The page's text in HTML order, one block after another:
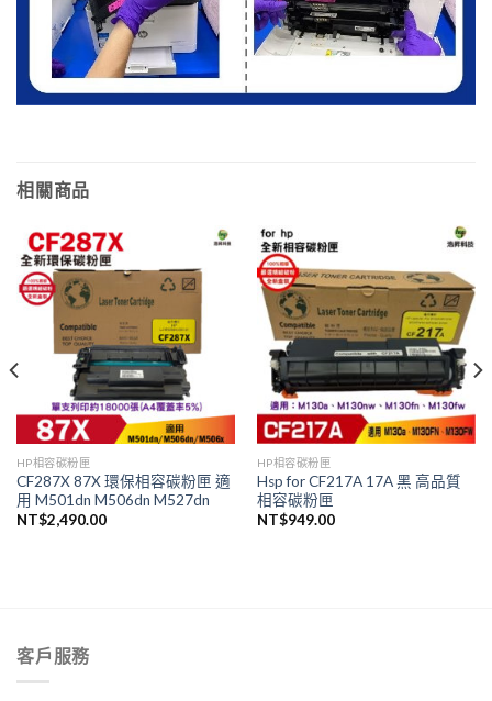
相關商品
HP相容碳粉匣
CF287X 87X 環保相容碳粉匣 適
用 M501dn M506dn M527dn
NT$2,490.00
HP相容碳粉匣
Hsp for CF217A 17A 黑 高品質
相容碳粉匣
NT$949.00
客戶服務